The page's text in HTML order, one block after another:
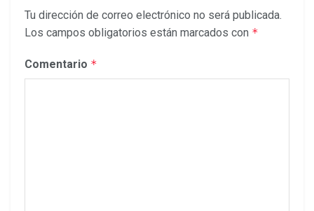
Tu dirección de correo electrónico no será publicada.
Los campos obligatorios están marcados con *
Comentario *